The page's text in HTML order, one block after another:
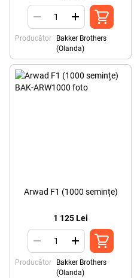
Producător
Bakker Brothers
(Olanda)
Arwad F1 (1000 semințe)
1 125 Lei
Producător
Bakker Brothers
(Olanda)